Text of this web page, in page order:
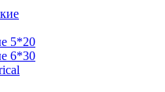
5*20
6*30